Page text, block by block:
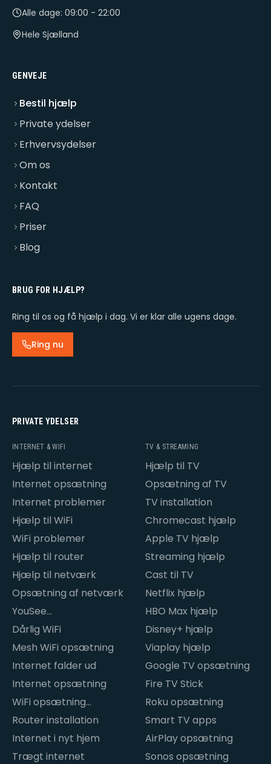
Alle dage: 09:00 - 22:00
Hele Sjælland
GENVEJE
Bestil hjælp
Private ydelser
Erhvervsydelser
Om os
Kontakt
FAQ
Priser
Blog
BRUG FOR HJÆLP?
Ring til os og få hjælp i dag. Vi er klar alle ugens dage.
Ring nu
PRIVATE YDELSER
INTERNET & WIFI
Hjælp til internet
Internet opsætning
Internet problemer
Hjælp til WiFi
WiFi problemer
Hjælp til router
Hjælp til netværk
Opsætning af netværk
YouSee
internetproblemer
Dårlig WiFi
Mesh WiFi opsætning
Internet falder ud
Internet opsætning
WiFi opsætning
hjemme
Router installation
Internet i nyt hjem
Trægt internet
TV & STREAMING
Hjælp til TV
Opsætning af TV
TV installation
Chromecast hjælp
Apple TV hjælp
Streaming hjælp
Cast til TV
Netflix hjælp
HBO Max hjælp
Disney+ hjælp
Viaplay hjælp
Google TV opsætning
Fire TV Stick
Roku opsætning
Smart TV apps
AirPlay opsætning
Sonos opsætning